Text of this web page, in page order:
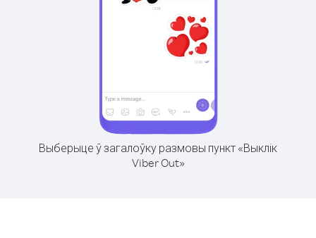
Выберыце ў загалоўку размовы пункт «Выклік
Viber Out»